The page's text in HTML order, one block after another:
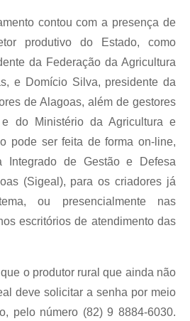
contou com a presença de
produtivo do Estado, como
da Federação da Agricultura
e Domício Silva, presidente da
de Alagoas, além de gestores
do Ministério da Agricultura e
pode ser feita de forma on-line,
Integrado de Gestão e Defesa
(Sigeal), para os criadores já
ou presencialmente nas
escritórios de atendimento das
o produtor rural que ainda não
deve solicitar a senha por meio
pelo número (82) 9 8884-6030.